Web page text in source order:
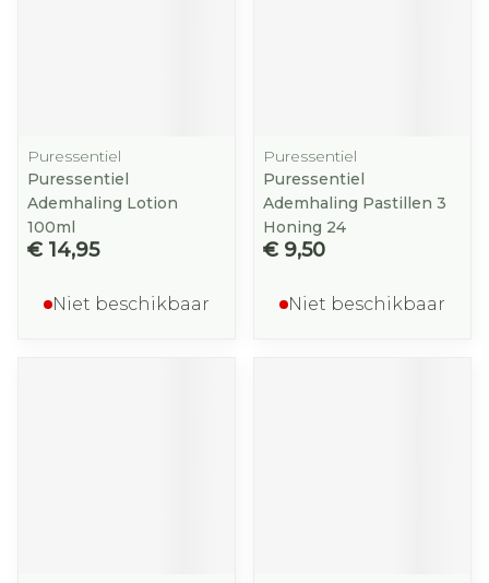
Puressentiel
Puressentiel
Ademhaling Lotion
100ml
€ 14,95
Niet beschikbaar
Puressentiel
Puressentiel
Ademhaling Pastillen 3
Honing 24
€ 9,50
Niet beschikbaar